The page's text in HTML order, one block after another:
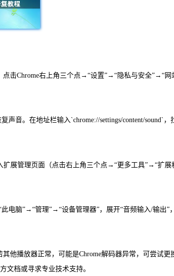
击Chrome右上角三个点→“设置”→“隐私与安全”→“
音。在地址栏输入`chrome://settings/content/sound`
扩展管理页面（点击右上角三个点→“更多工具”→“扩
电脑”→“管理”→“设备管理器”，展开“音频输入/输出
播放器正常，可能是Chrome解码器异常，可尝试更
文档或寻求专业技术支持。